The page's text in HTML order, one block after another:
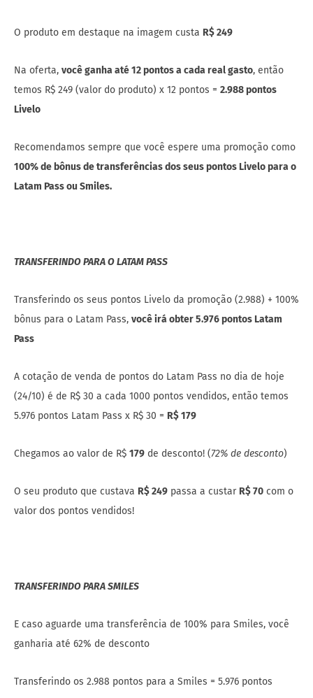
O produto em destaque na imagem custa R$ 249
Na oferta, você ganha até 12 pontos a cada real gasto, então
temos R$ 249 (valor do produto) x 12 pontos = 2.988 pontos
Livelo
Recomendamos sempre que você espere uma promoção como
100% de bônus de transferências dos seus pontos Livelo para o
Latam Pass ou Smiles.
TRANSFERINDO PARA O LATAM PASS
Transferindo os seus pontos Livelo da promoção (2.988) + 100%
bônus para o Latam Pass, você irá obter 5.976 pontos Latam
Pass
A cotação de venda de pontos do Latam Pass no dia de hoje
(24/10) é de R$ 30 a cada 1000 pontos vendidos, então temos
5.976 pontos Latam Pass x R$ 30 = R$ 179
Chegamos ao valor de R$ 179 de desconto! (72% de desconto)
O seu produto que custava R$ 249 passa a custar R$ 70 com o
valor dos pontos vendidos!
TRANSFERINDO PARA SMILES
E caso aguarde uma transferência de 100% para Smiles, você
ganharia até 62% de desconto
Transferindo os 2.988 pontos para a Smiles = 5.976 pontos